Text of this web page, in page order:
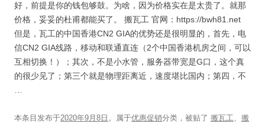
好，前提是你的钱包够鼓。为啥，因为价格实在是太贵了。就那
价格，妥妥的杜甫都能买了。 搬瓦工 官网：https://bwh81.net
但是，瓦工的中国香港CN2 GIA的优势还是很明显的，首先，电
信CN2 GIA线路，移动和联通直连（2个中国香港机房之间，可以
互相切换！）；其次，不是小水管，服务器带宽是G口，这个真
的很少见了；第三个就是物理距离近，速度堪比国内；第四，不
本条目发布于2020年9月8日 。属于优惠促销分类，被贴了 搬瓦工、 搬